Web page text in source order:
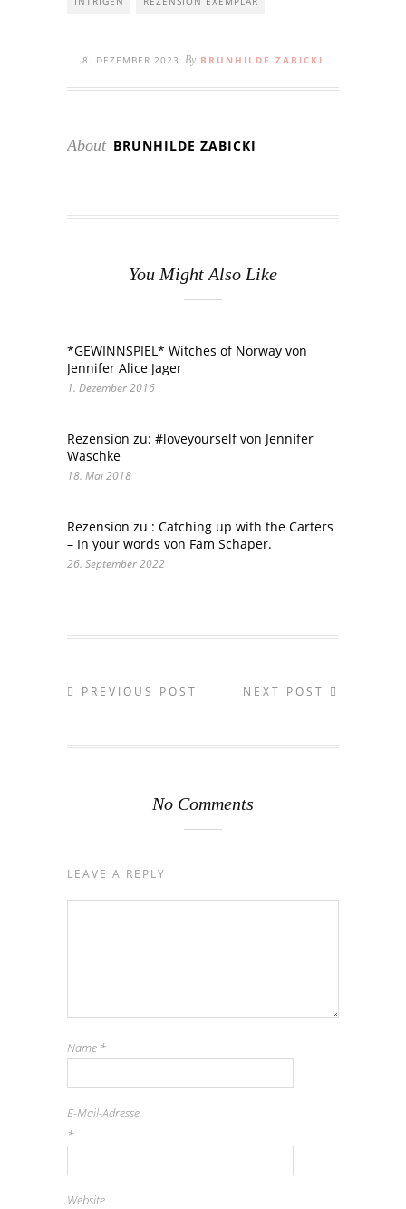
8. DEZEMBER 2023 By BRUNHILDE ZABICKI
About BRUNHILDE ZABICKI
You Might Also Like
*GEWINNSPIEL* Witches of Norway von
Jennifer Alice Jager
1. Dezember 2016
Rezension zu: #loveyourself von Jennifer
Waschke
18. Mai 2018
Rezension zu : Catching up with the Carters
– In your words von Fam Schaper.
26. September 2022
PREVIOUS POST NEXT POST
No Comments
LEAVE A REPLY
Name *
E-Mail-Adresse
*
Website